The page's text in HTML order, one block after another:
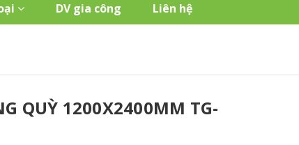
DV gia công Liên hệ
QUỲ 1200X2400MM TG-